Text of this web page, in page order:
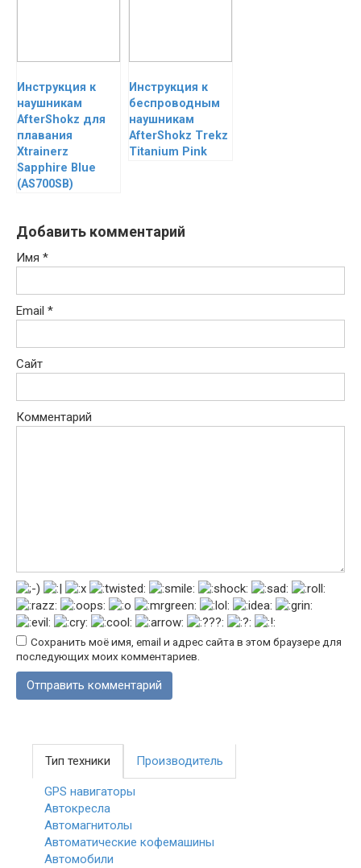
Инструкция к
наушникам
AfterShokz для
плавания
Xtrainerz
Sapphire Blue
(AS700SB)
Инструкция к
беспроводным
наушникам
AfterShokz Trekz
Titanium Pink
Добавить комментарий
Имя *
Email *
Сайт
Комментарий
Сохранить моё имя, email и адрес сайта в этом браузере для
последующих моих комментариев.
Тип техники Производитель
GPS навигаторы
Автокресла
Автомагнитолы
Автоматические кофемашины
Автомобили